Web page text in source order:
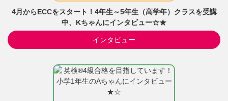
4月からECCをスタート！4年生～5年生（高学年）クラスを受講
中、Kちゃんにインタビュー☆★
インタビュー